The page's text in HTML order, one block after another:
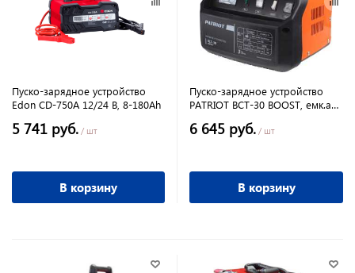
Пуско-зарядное устройство
Edon CD-750A 12/24 B, 8-180Ah
5 741 руб. / шт
В корзину
Пуско-зарядное устройство
PATRIOT BCT-30 BOOST, емк.акк.
6 645 руб. / шт
В корзину